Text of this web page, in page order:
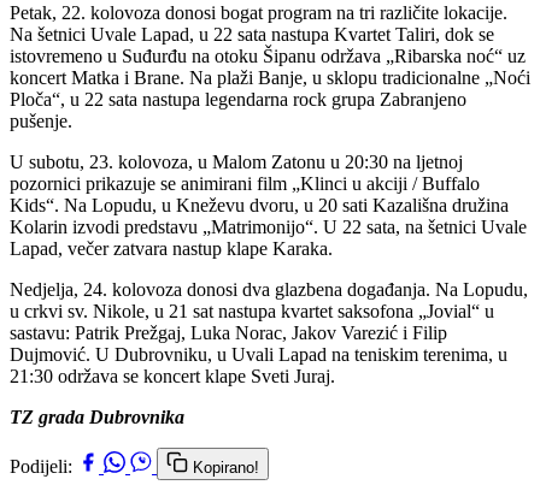
Petak, 22. kolovoza donosi bogat program na tri različite lokacije.
Na šetnici Uvale Lapad, u 22 sata nastupa Kvartet Taliri, dok se
istovremeno u Suđurđu na otoku Šipanu održava „Ribarska noć“ uz
koncert Matka i Brane. Na plaži Banje, u sklopu tradicionalne „Noći
Ploča“, u 22 sata nastupa legendarna rock grupa Zabranjeno
pušenje.
U subotu, 23. kolovoza, u Malom Zatonu u 20:30 na ljetnoj
pozornici prikazuje se animirani film „Klinci u akciji / Buffalo
Kids“. Na Lopudu, u Kneževu dvoru, u 20 sati Kazališna družina
Kolarin izvodi predstavu „Matrimonijo“. U 22 sata, na šetnici Uvale
Lapad, večer zatvara nastup klape Karaka.
Nedjelja, 24. kolovoza donosi dva glazbena događanja. Na Lopudu,
u crkvi sv. Nikole, u 21 sat nastupa kvartet saksofona „Jovial“ u
sastavu: Patrik Prežgaj, Luka Norac, Jakov Varezić i Filip
Dujmović. U Dubrovniku, u Uvali Lapad na teniskim terenima, u
21:30 održava se koncert klape Sveti Juraj.
TZ grada Dubrovnika
Podijeli: Kopirano!